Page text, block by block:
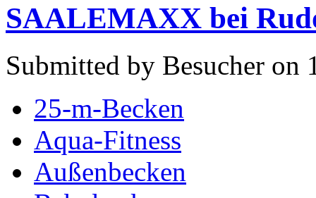
SAALEMAXX bei
Submitted by Besucher on
25-m-Becken
Aqua-Fitness
Außenbecken